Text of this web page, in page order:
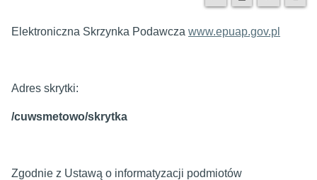
Elektroniczna Skrzynka Podawcza www.epuap.gov.pl
Adres skrytki:
/cuwsmetowo/skrytka
Zgodnie z Ustawą o informatyzacji podmiotów